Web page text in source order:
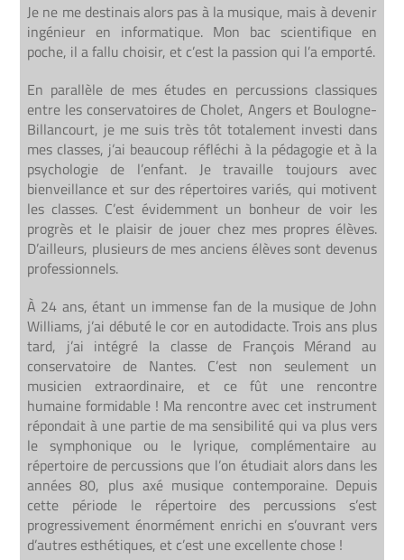
Je ne me destinais alors pas à la musique, mais à devenir
ingénieur en informatique. Mon bac scientifique en
poche, il a fallu choisir, et c’est la passion qui l’a emporté.
En parallèle de mes études en percussions classiques
entre les conservatoires de Cholet, Angers et Boulogne-
Billancourt, je me suis très tôt totalement investi dans
mes classes, j’ai beaucoup réfléchi à la pédagogie et à la
psychologie de l’enfant. Je travaille toujours avec
bienveillance et sur des répertoires variés, qui motivent
les classes. C’est évidemment un bonheur de voir les
progrès et le plaisir de jouer chez mes propres élèves.
D’ailleurs, plusieurs de mes anciens élèves sont devenus
professionnels.
À 24 ans, étant un immense fan de la musique de John
Williams, j’ai débuté le cor en autodidacte. Trois ans plus
tard, j’ai intégré la classe de François Mérand au
conservatoire de Nantes. C’est non seulement un
musicien extraordinaire, et ce fût une rencontre
humaine formidable ! Ma rencontre avec cet instrument
répondait à une partie de ma sensibilité qui va plus vers
le symphonique ou le lyrique, complémentaire au
répertoire de percussions que l’on étudiait alors dans les
années 80, plus axé musique contemporaine. Depuis
cette période le répertoire des percussions s’est
progressivement énormément enrichi en s’ouvrant vers
d’autres esthétiques, et c’est une excellente chose !